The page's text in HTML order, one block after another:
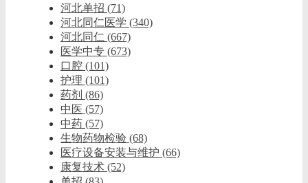
河北单招 (71)
河北同仁医学 (340)
河北同仁 (667)
医学中专 (673)
口腔 (101)
护理 (101)
药剂 (86)
中医 (57)
中药 (57)
生物药物检验 (68)
医疗设备安装与维护 (66)
康复技术 (52)